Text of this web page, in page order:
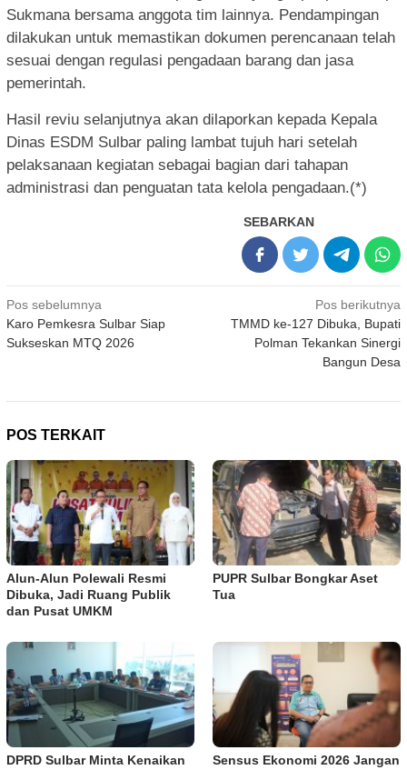
Sukmana bersama anggota tim lainnya. Pendampingan
dilakukan untuk memastikan dokumen perencanaan telah
sesuai dengan regulasi pengadaan barang dan jasa
pemerintah.
Hasil reviu selanjutnya akan dilaporkan kepada Kepala
Dinas ESDM Sulbar paling lambat tujuh hari setelah
pelaksanaan kegiatan sebagai bagian dari tahapan
administrasi dan penguatan tata kelola pengadaan.(*)
SEBARKAN
Navigasi
pos
Pos sebelumnya
Karo Pemkesra Sulbar Siap
Sukseskan MTQ 2026
Pos berikutnya
TMMD ke-127 Dibuka, Bupati
Polman Tekankan Sinergi
Bangun Desa
POS TERKAIT
Alun-Alun Polewali Resmi
Dibuka, Jadi Ruang Publik
dan Pusat UMKM
PUPR Sulbar Bongkar Aset
Tua
DPRD Sulbar Minta Kenaikan
Sensus Ekonomi 2026 Jangan